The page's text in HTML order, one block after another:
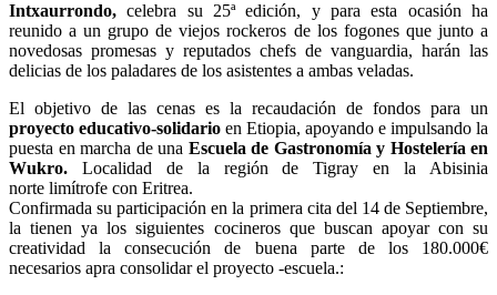
Intxaurrondo, celebra su 25ª edición, y para esta ocasión ha
reunido a un grupo de viejos rockeros de los fogones que junto a
novedosas promesas y reputados chefs de vanguardia, harán las
delicias de los paladares de los asistentes a ambas veladas.
El objetivo de las cenas es la recaudación de fondos para un
proyecto educativo-solidario en Etiopia, apoyando e impulsando la
puesta en marcha de una Escuela de Gastronomía y Hostelería en
Wukro. Localidad de la región de Tigray en la Abisinia
norte limítrofe con Eritrea.
Confirmada su participación en la primera cita del 14 de Septiembre,
la tienen ya los siguientes cocineros que buscan apoyar con su
creatividad la consecución de buena parte de los 180.000€
necesarios apra consolidar el proyecto -escuela.: